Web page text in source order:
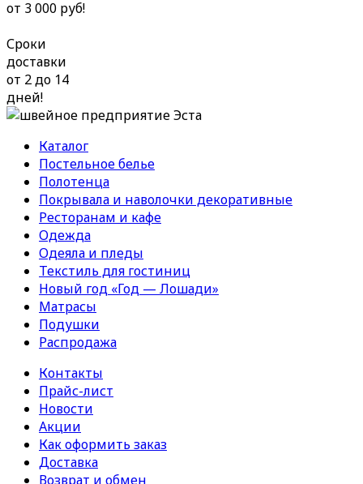
от 3 000 руб!
Сроки
доставки
от 2 до 14
дней!
Каталог
Постельное белье
Полотенца
Покрывала и наволочки декоративные
Ресторанам и кафе
Одежда
Одеяла и пледы
Текстиль для гостиниц
Новый год «Год — Лошади»
Матрасы
Подушки
Распродажа
Контакты
Прайс-лист
Новости
Акции
Как оформить заказ
Доставка
Возврат и обмен